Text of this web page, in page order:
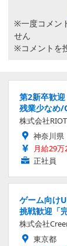
※一度コメン
せん
※コメントを
第2新卒歓
残業少なめ/
株式会社
神奈川県
月給29
正社員
ゲーム向け
挑戦歓迎「
株式会社
東京都